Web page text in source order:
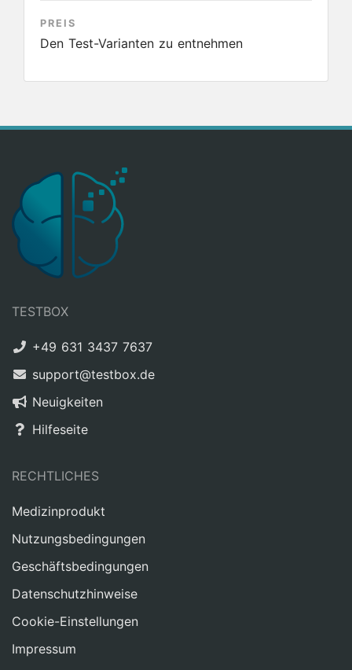
PREIS
Den Test-Varianten zu entnehmen
TESTBOX
+49 631 3437 7637
support@testbox.de
Neuigkeiten
Hilfeseite
RECHTLICHES
Medizinprodukt
Nutzungsbedingungen
Geschäftsbedingungen
Datenschutzhinweise
Cookie-Einstellungen
Impressum